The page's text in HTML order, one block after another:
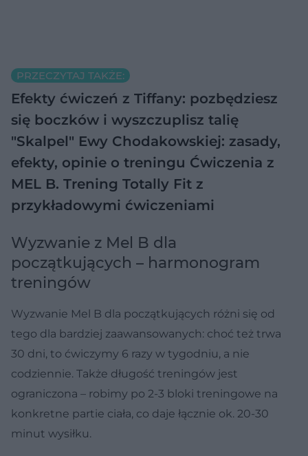
PRZECZYTAJ TAKŻE:
Efekty ćwiczeń z Tiffany: pozbędziesz
się boczków i wyszczuplisz talię
"Skalpel" Ewy Chodakowskiej: zasady,
efekty, opinie o treningu Ćwiczenia z
MEL B. Trening Totally Fit z
przykładowymi ćwiczeniami
Wyzwanie z Mel B dla
początkujących – harmonogram
treningów
Wyzwanie Mel B dla początkujących różni się od
tego dla bardziej zaawansowanych: choć też trwa
30 dni, to ćwiczymy 6 razy w tygodniu, a nie
codziennie. Także długość treningów jest
ograniczona – robimy po 2-3 bloki treningowe na
konkretne partie ciała, co daje łącznie ok. 20-30
minut wysiłku.